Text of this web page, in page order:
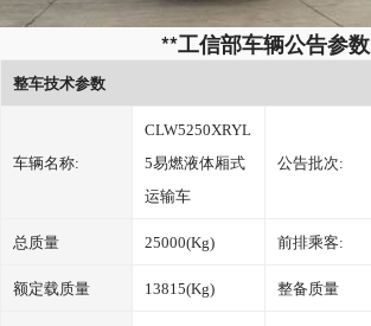
**工信部车辆公告参数
整车技术参数
车辆名称:
CLW5250XRYL
5易燃液体厢式
运输车
公告批次:
总质量 25000(Kg) 前排乘客:
额定载质量 13815(Kg) 整备质量